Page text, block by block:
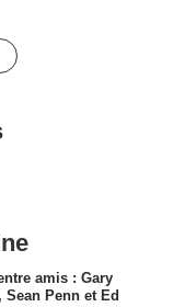
amis : Gary
Sean Penn et Ed